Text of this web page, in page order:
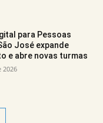
para Pessoas
José expande
e abre novas turmas
2026